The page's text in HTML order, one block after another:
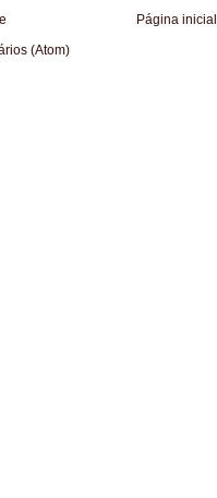
Página inicial
(Atom)